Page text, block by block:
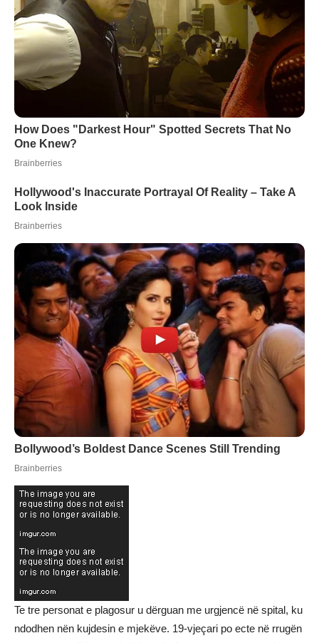
Te tre personat e plagosur u dërguan me urgjencë në spital, ku
ndodhen nën kujdesin e mjekëve. 19-vjeçari po ecte në rrugën